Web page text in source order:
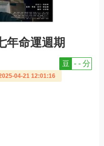
年命運週期
豆 - - 分
04-21 12:01:16